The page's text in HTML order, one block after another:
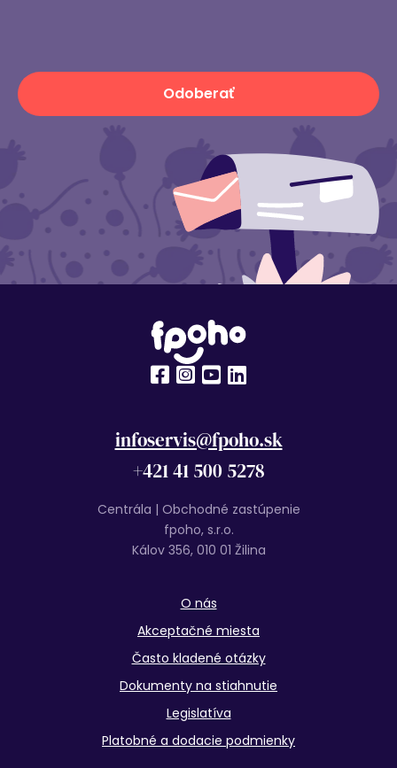
Odoberať
infoservis@fpoho.sk
+421 41 500 5278
Centrála | Obchodné zastúpenie
fpoho, s.r.o.
Kálov 356, 010 01 Žilina
O nás
Akceptačné miesta
Často kladené otázky
Dokumenty na stiahnutie
Legislatíva
Platobné a dodacie podmienky